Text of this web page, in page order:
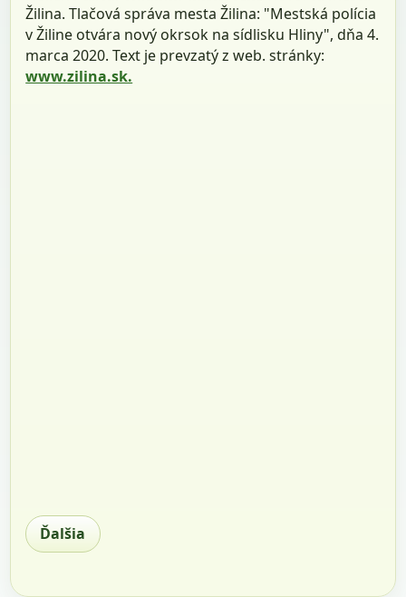
Žilina. Tlačová správa mesta Žilina: "Mestská polícia
v Žiline otvára nový okrsok na sídlisku Hliny", dňa 4.
marca 2020. Text je prevzatý z web. stránky:
www.zilina.sk.
Ďalšia